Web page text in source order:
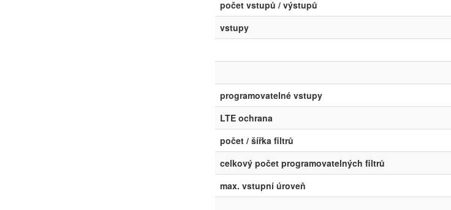
počet vstupů / výstupů
vstupy
programovatelné vstupy
LTE ochrana
počet / šířka filtrů
celkový počet programovatelných filtrů
max. vstupní úroveň